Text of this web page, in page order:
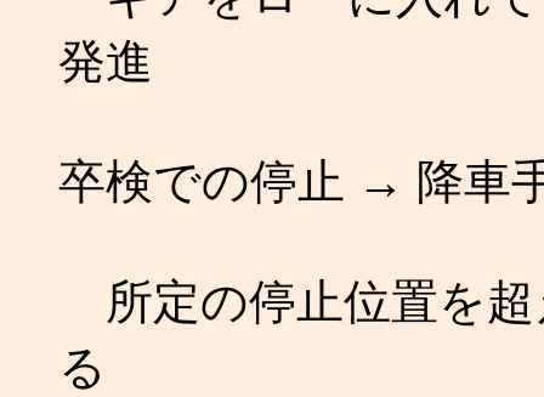
発進
卒検での停止 → 降車
所定の停止位置を
る